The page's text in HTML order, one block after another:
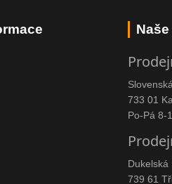
733 01
Po-Pá 8-
Dukelská
739 61